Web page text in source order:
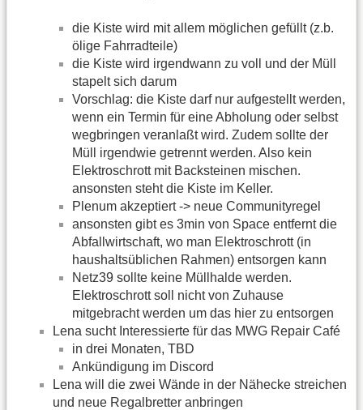
die Kiste wird mit allem möglichen gefüllt (z.b.
ölige Fahrradteile)
die Kiste wird irgendwann zu voll und der Müll
stapelt sich darum
Vorschlag: die Kiste darf nur aufgestellt werden,
wenn ein Termin für eine Abholung oder selbst
wegbringen veranlaßt wird. Zudem sollte der
Müll irgendwie getrennt werden. Also kein
Elektroschrott mit Backsteinen mischen.
ansonsten steht die Kiste im Keller.
Plenum akzeptiert -> neue Communityregel
ansonsten gibt es 3min von Space entfernt die
Abfallwirtschaft, wo man Elektroschrott (in
haushaltsüblichen Rahmen) entsorgen kann
Netz39 sollte keine Müllhalde werden.
Elektroschrott soll nicht von Zuhause
mitgebracht werden um das hier zu entsorgen
Lena sucht Interessierte für das MWG Repair Café
in drei Monaten, TBD
Ankündigung im Discord
Lena will die zwei Wände in der Nähecke streichen
und neue Regalbretter anbringen